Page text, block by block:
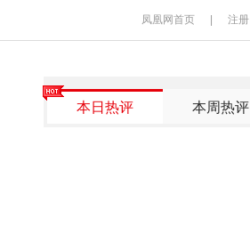
凤凰网首页 注册
本日热评 本周热评